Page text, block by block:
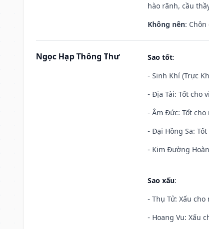
hào rãnh, cầu
Không nên: Chôn
Ngọc Hạp Thông Thư Sao tốt:
- Sinh Khí (Trực
- Địa Tài: Tốt cho
- Âm Đức: Tốt cho
- Đại Hồng Sa:
- Kim Đường
Sao xấu:
- Thụ Tử: Xấu
- Hoang Vu: Xấu